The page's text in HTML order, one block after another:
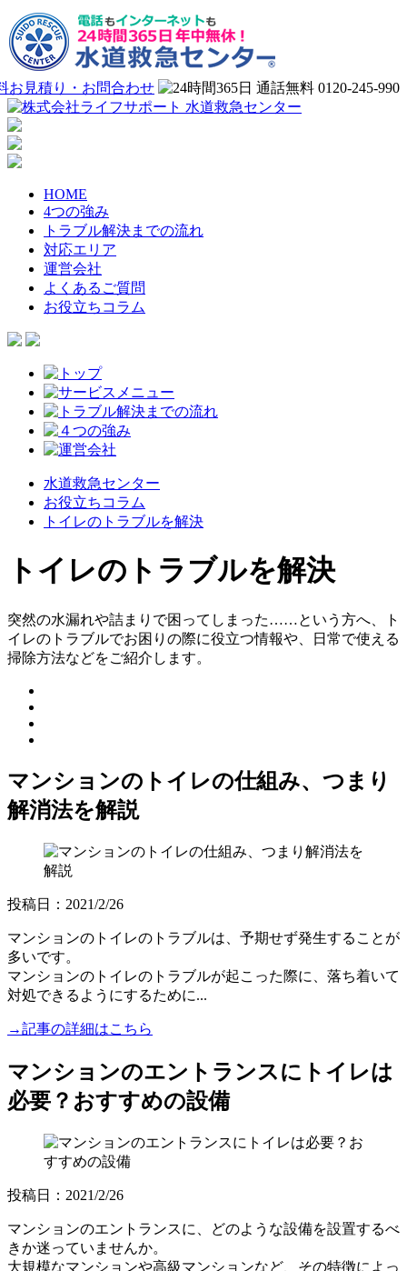
HOME
4つの強み
トラブル解決までの流れ
対応エリア
運営会社
よくあるご質問
お役立ちコラム
水道救急センター
お役立ち コラム
トイレのトラブルを解決
トイレのトラブルを解決
突然の水漏れや詰まりで困ってしまった……という方へ、ト
イレのトラブルでお困りの際に役立つ情報や、日常で使える
掃除方法などをご紹介します。
マンションのトイレの仕組み、つまり
解消法を解説
投稿日：2021/2/26
マンションのトイレのトラブルは、予期せず発生することが
多いです。
マンションのトイレのトラブルが起こった際に、落ち着いて
対処できるようにするために...
→記事の詳細はこちら
マンションのエントランスにトイレは
必要？おすすめの設備
投稿日：2021/2/26
マンションのエントランスに、どのような設備を設置するべ
きか迷っていませんか。
大規模なマンションや高級マンションなど、その特徴によっ